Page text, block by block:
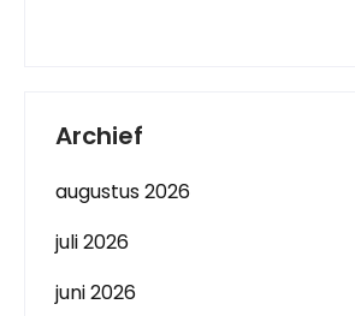
Archief
augustus 2026
juli 2026
juni 2026